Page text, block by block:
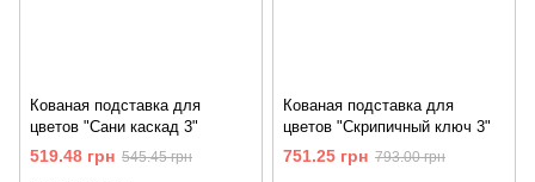
Кованая подставка для
цветов "Сани каскад 3"
519.48 грн 545.45 грн
Кованая подставка для
цветов "Скрипичный ключ 3"
751.25 грн 793.00 грн